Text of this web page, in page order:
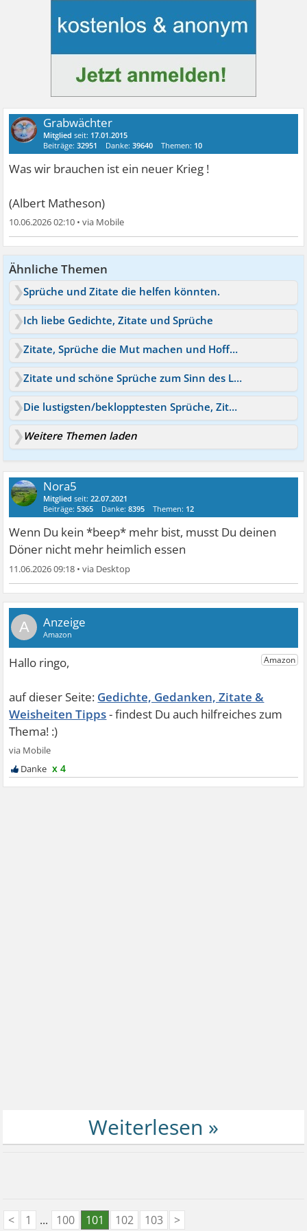
Grabwächter
Mitglied seit: 17.01.2015
Beiträge:32951 Danke:39640 Themen: 10
Was wir brauchen ist ein neuer Krieg !
(Albert Matheson)
10.06.2026 02:10 •
Ähnliche Themen
Sprüche und Zitate die helfen könnten.
Ich liebe Gedichte, Zitate und Sprüche
Zitate, Sprüche die Mut machen und Hoffnung geben
Zitate und schöne Sprüche zum Sinn des Lebens
Die lustigsten/beklopptesten Sprüche, Zitate u Ä
Weitere Themen laden
Nora5
Mitglied seit:22.07.2021
Beiträge:5365 Danke:8395 Themen: 12
Wenn Du kein *beep* mehr bist, musst Du deinen
Döner nicht mehr heimlich essen
11.06.2026 09:18 •
A
Gedichte, Gedanken, Zitate &
Weisheiten Tipps
x 4
< 1 ... 100 101 102 103 >